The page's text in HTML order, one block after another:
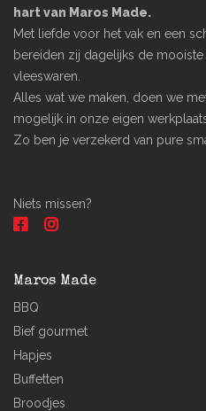
hart van Maros Made.
Met liefde voor het vak en een
bereiden zij dagelijks de
vleeswaren.
Alles wat we maken, doen we
mogelijk in onze eigen
Zo ben je verzekerd van pure
Niets missen?
Maros Made
BBQ
Bief gourmet
Hapjes
Buffetten
Broodjes